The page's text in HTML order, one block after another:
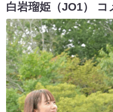
白岩瑠姫（JO1） コ